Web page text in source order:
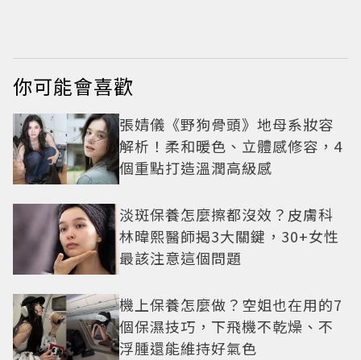
你可能會喜歡
張婧儀《野狗骨頭》地母系妝容
解析！柔和暖色、立體感修容，4
個重點打造溫潤高級感
淡斑保養怎麼擦都沒效？皮膚科
林暐熙醫師揭3大關鍵，30+女性
最該注意這個問題
機上保養怎麼做？空姐也在用的7
個保濕技巧，下飛機不乾燥、不
浮腫還能維持好氣色